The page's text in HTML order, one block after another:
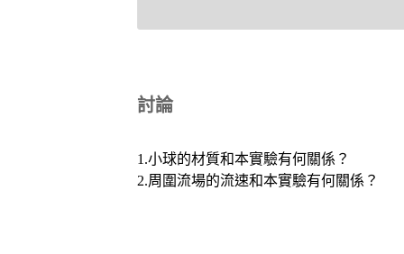
討論
1.小球的材質和本實驗有何關係？
2.周圍流場的流速和本實驗有何關係？